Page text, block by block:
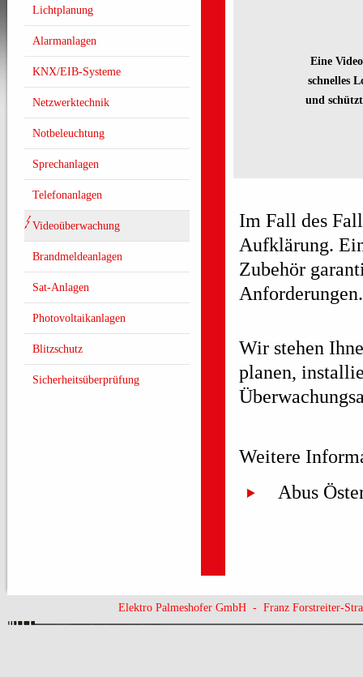
Lichtplanung
Alarmanlagen
KNX/EIB-Systeme
Netzwerktechnik
Notbeleuchtung
Sprechanlagen
Telefonanlagen
Videoüberwachung
Brandmeldeanlagen
Sat-Anlagen
Photovoltaikanlagen
Blitzschutz
Sicherheitsüberprüfung
Eine
schnelles
und
Im Fall des
Aufklärung.
Zubehör
Anforderungen.
Wir stehen
planen,
Weitere
Abus
Elektro Palmeshofer GmbH - Franz Forstreiter-